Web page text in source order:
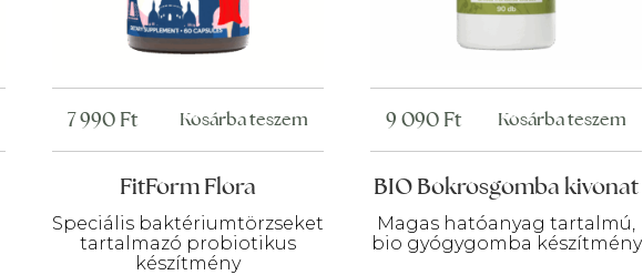
FitForm Flora
Speciális baktériumtörzseket
tartalmazó probiotikus
készítmény
7 990 Ft Kosárba teszem
BIO Bokrosgomba kivonat
Magas hatóanyag tartalmú,
bio gyógygomba készítmény
9 090 Ft Kosárba teszem